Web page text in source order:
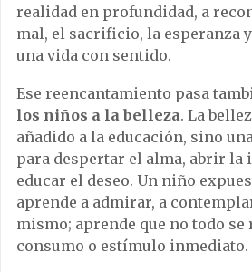
realidad en profundidad, a
mal, el sacrificio, la esperanza
una vida con sentido.
Ese reencantamiento pasa
los niños a la belleza. La
añadido a la educación, sino
para despertar el alma, abrir la
educar el deseo. Un niño
aprende a admirar, a
mismo; aprende que no todo se
consumo o estímulo inmediato.